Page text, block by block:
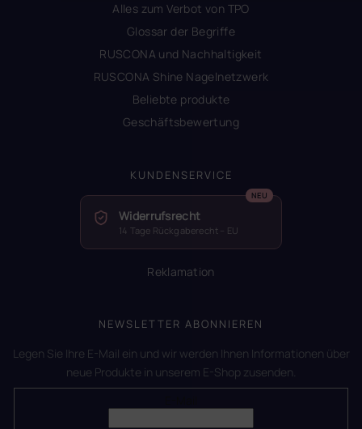
Alles zum Verbot von TPO
Glossar der Begriffe
RUSCONA und Nachhaltigkeit
RUSCONA Shine Nagelnetzwerk
Beliebte produkte
Geschäftsbewertung
KUNDENSERVICE
Widerrufsrecht
14 Tage Rückgaberecht – EU
Reklamation
NEWSLETTER ABONNIEREN
Legen Sie Ihre E-Mail ein und wir werden Ihnen Informationen über
neue Produkte in unserem E-Shop zusenden.